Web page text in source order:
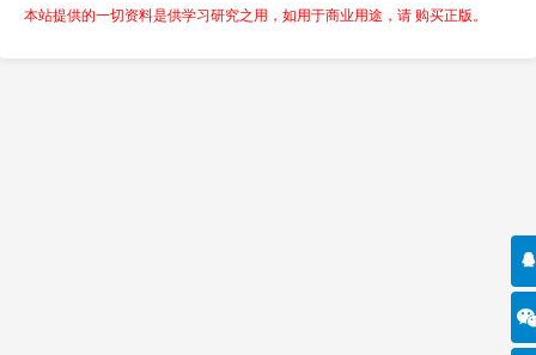
本站提供的一切资料是供学习研究之用，如用于商业用途，请 购买正版。